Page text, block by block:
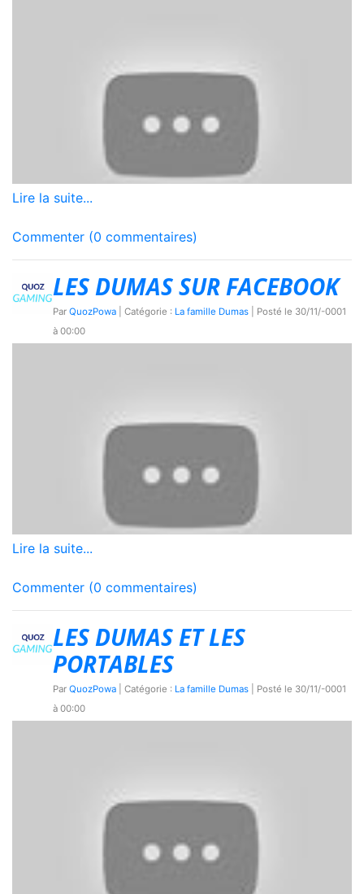
Lire la suite...
Commenter (0 commentaires)
LES DUMAS SUR FACEBOOK
Par QuozPowa | Catégorie : La famille Dumas | Posté le 30/11/-0001
à 00:00
Lire la suite...
Commenter (0 commentaires)
LES DUMAS ET LES
PORTABLES
Par QuozPowa | Catégorie : La famille Dumas | Posté le 30/11/-0001
à 00:00